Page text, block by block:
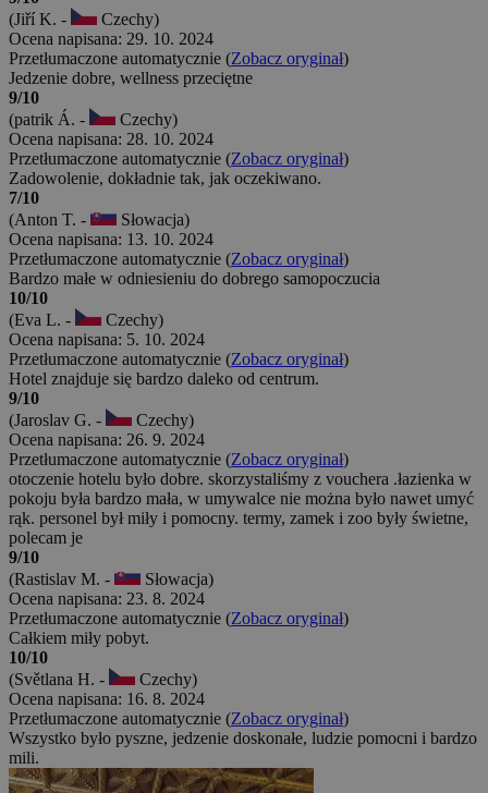
(Jiří K. -
Czechy)
Ocena napisana: 29. 10. 2024
Przetłumaczone automatycznie (Zobacz oryginał)
Jedzenie dobre, wellness przeciętne
9/10
(patrik Á. -
Czechy)
Ocena napisana: 28. 10. 2024
Przetłumaczone automatycznie (Zobacz oryginał)
Zadowolenie, dokładnie tak, jak oczekiwano.
7/10
(Anton T. -
Słowacja)
Ocena napisana: 13. 10. 2024
Przetłumaczone automatycznie (Zobacz oryginał)
Bardzo małe w odniesieniu do dobrego samopoczucia
10/10
(Eva L. -
Czechy)
Ocena napisana: 5. 10. 2024
Przetłumaczone automatycznie (Zobacz oryginał)
Hotel znajduje się bardzo daleko od centrum.
9/10
(Jaroslav G. -
Czechy)
Ocena napisana: 26. 9. 2024
Przetłumaczone automatycznie (Zobacz oryginał)
otoczenie hotelu było dobre. skorzystaliśmy z vouchera .łazienka w
pokoju była bardzo mała, w umywalce nie można było nawet umyć
rąk. personel był miły i pomocny. termy, zamek i zoo były świetne,
polecam je
9/10
(Rastislav M. -
Słowacja)
Ocena napisana: 23. 8. 2024
Przetłumaczone automatycznie (Zobacz oryginał)
Całkiem miły pobyt.
10/10
(Světlana H. -
Czechy)
Ocena napisana: 16. 8. 2024
Przetłumaczone automatycznie (Zobacz oryginał)
Wszystko było pyszne, jedzenie doskonałe, ludzie pomocni i bardzo
mili.